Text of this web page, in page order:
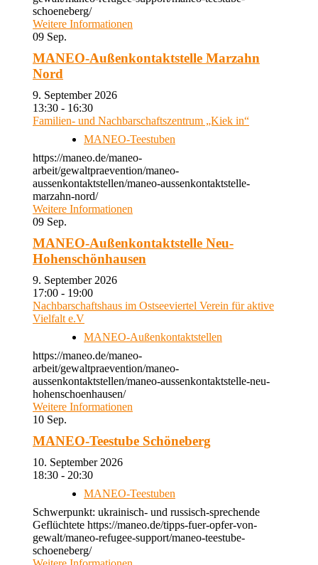
schoeneberg/
Weitere Informationen
09 Sep.
MANEO-Außenkontaktstelle Marzahn
Nord
9. September 2026
13:30 - 16:30
Familien- und Nachbarschaftszentrum „Kiek in“
MANEO-Teestuben
https://maneo.de/maneo-
arbeit/gewaltpraevention/maneo-
aussenkontaktstellen/maneo-aussenkontaktstelle-
marzahn-nord/
Weitere Informationen
09 Sep.
MANEO-Außenkontaktstelle Neu-
Hohenschönhausen
9. September 2026
17:00 - 19:00
Nachbarschaftshaus im Ostseeviertel Verein für aktive
Vielfalt e.V
MANEO-Außenkontaktstellen
https://maneo.de/maneo-
arbeit/gewaltpraevention/maneo-
aussenkontaktstellen/maneo-aussenkontaktstelle-neu-
hohenschoenhausen/
Weitere Informationen
10 Sep.
MANEO-Teestube Schöneberg
10. September 2026
18:30 - 20:30
MANEO-Teestuben
Schwerpunkt: ukrainisch- und russisch-sprechende
Geflüchtete https://maneo.de/tipps-fuer-opfer-von-
gewalt/maneo-refugee-support/maneo-teestube-
schoeneberg/